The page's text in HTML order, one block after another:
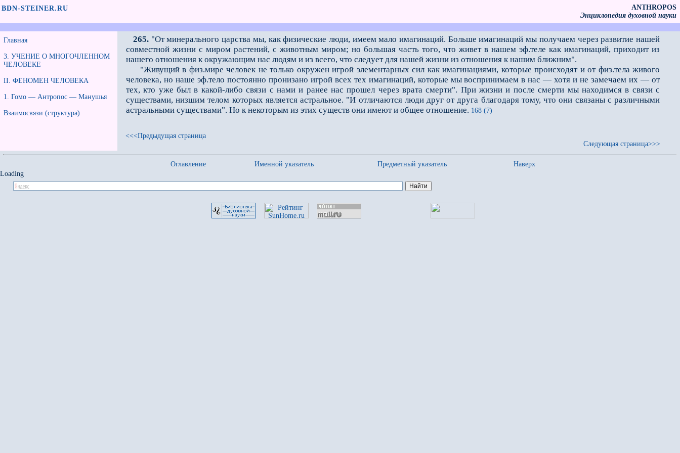
BDN-STEINER.RU
ANTHROPOS
Энциклопедия духовной науки
Главная
3. УЧЕНИЕ О МНОГОЧЛЕННОМ
ЧЕЛОВЕКЕ
II. ФЕНОМЕН ЧЕЛОВЕКА
1. Гомо — Антропос — Манушья
Взаимосвязи (структура)
265. "От минерального царства мы, как физические люди, имеем мало имагинаций. Больше имагинаций мы получаем через развитие нашей
совместной жизни с миром растений, с животным миром; но большая часть того, что живет в нашем эф.теле как имагинаций, приходит из
нашего отношения к окружающим нас людям и из всего, что следует для нашей жизни из отношения к нашим ближним".
"Живущий в физ.мире человек не только окружен игрой элементарных сил как имагинациями, которые происходят и от физ.тела живого
человека, но наше эф.тело постоянно пронизано игрой всех тех имагина­ций, которые мы воспринимаем в нас — хотя и не замечаем их — от
тех, кто уже был в какой-либо свя­зи с нами и ранее нас прошел через врата смерти". При жизни и после смерти мы находимся в связи с
существами, низшим телом которых является астральное. "И отличаются люди друг от друга благодаря тому, что они связаны с различными
астральными существами". Но к некоторым из этих существ они име­ют и общее отношение. 168 (7)
<<<Предыдущая страница
Следующая страница>>>
Оглавление Именной указатель Предметный указатель
Наверх
Loading